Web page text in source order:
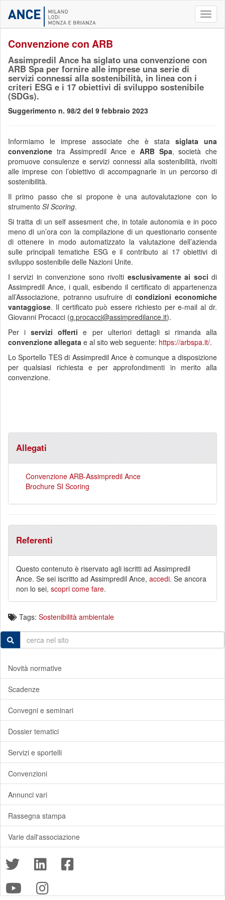
Convenzione con ARB
Assimpredil Ance ha siglato una convenzione con
ARB Spa per fornire alle imprese una serie di
servizi connessi alla sostenibilità, in linea con i
criteri ESG e i 17 obiettivi di sviluppo sostenibile
(SDGs).
Suggerimento n. 98/2 del 9 febbraio 2023
Informiamo le imprese associate che è stata siglata una
convenzione tra Assimpredil Ance e ARB Spa, società che
promuove consulenze e servizi connessi alla sostenibilità, rivolti
alle imprese con l’obiettivo di accompagnarle in un percorso di
sostenibilità.
Il primo passo che si propone è una autovalutazione con lo
strumento SI Scoring.
Si tratta di un self assesment che, in totale autonomia e in poco
meno di un’ora con la compilazione di un questionario consente
di ottenere in modo automatizzato la valutazione dell’azienda
sulle principali tematiche ESG e il contributo ai 17 obiettivi di
sviluppo sostenibile delle Nazioni Unite.
I servizi in convenzione sono rivolti esclusivamente ai socidi
Assimpredil Ance, i quali, esibendo il certificato di appartenenza
all’Associazione, potranno usufruire dicondizioni economiche
vantaggiose. Il certificato può essere richiesto per e-mail al dr.
Giovanni Procacci (g.procacci@assimpredilance.it).
Per iservizi offerti e per ulteriori dettagli si rimanda alla
convenzione allegata e al sito web seguente: https://arbspa.it/.
Lo Sportello TES di Assimpredil Ance è comunque a disposizione
per qualsiasi richiesta e per approfondimenti in merito alla
convenzione.
Allegati
Convenzione ARB-Assimpredil Ance
Brochure SI Scoring
Referenti
Questo contenuto è riservato agli iscritti ad Assimpredil
Ance. Se sei iscritto ad Assimpredil Ance, accedi. Se ancora
non lo sei, scopri come fare.
Tags: Sostenibilità ambientale
Novità normative
Scadenze
Convegni e seminari
Dossier tematici
Servizi e sportelli
Convenzioni
Annunci vari
Rassegna stampa
Varie dall'associazione